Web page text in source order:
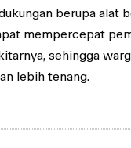
berupa alat
mempercepat
sehingga
lebih tenang.